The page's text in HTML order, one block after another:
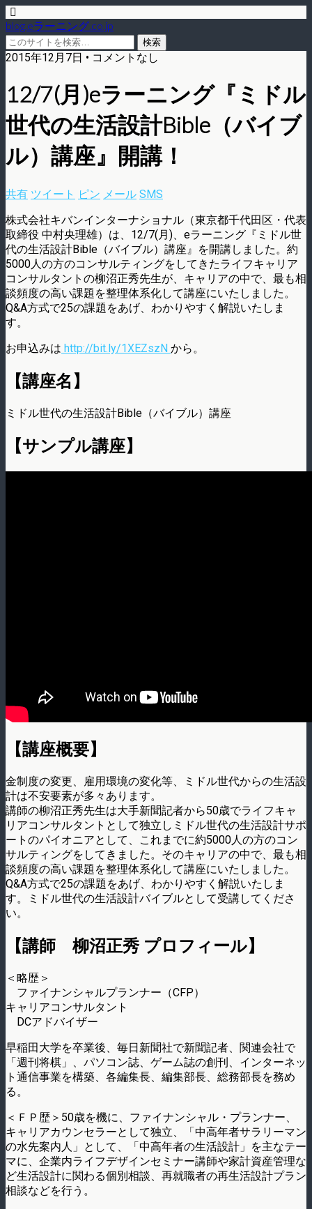
blog.eラーニング.co.jp
2015年12月7日 • コメントなし
12/7(月)eラーニング『ミドル
世代の生活設計Bible（バイブ
ル）講座』開講！
共有 ツイート ピン メール SMS
株式会社キバンインターナショナル（東京都千代田区・代表
取締役 中村央理雄）は、12/7(月)、eラーニング『ミドル世
代の生活設計Bible（バイブル）講座』を開講しました。約
5000人の方のコンサルティングをしてきたライフキャリア
コンサルタントの柳沼正秀先生が、キャリアの中で、最も相
談頻度の高い課題を整理体系化して講座にいたしました。
Q&A方式で25の課題をあげ、わかりやすく解説いたしま
す。
お申込みは http://bit.ly/1XEZszN から。
【講座名】
ミドル世代の生活設計Bible（バイブル）講座
【サンプル講座】
【講座概要】
金制度の変更、雇用環境の変化等、ミドル世代からの生活設
計は不安要素が多々あります。
講師の柳沼正秀先生は大手新聞記者から50歳でライフキャ
リアコンサルタントとして独立しミドル世代の生活設計サポ
ートのパイオニアとして、これまでに約5000人の方のコン
サルティングをしてきました。そのキャリアの中で、最も相
談頻度の高い課題を整理体系化して講座にいたしました。
Q&A方式で25の課題をあげ、わかりやすく解説いたしま
す。ミドル世代の生活設計バイブルとして受講してくださ
い。
【講師 柳沼正秀 プロフィール】
＜略歴＞
ファイナンシャルプランナー（CFP）
キャリアコンサルタント
DCアドバイザー
早稲田大学を卒業後、毎日新聞社で新聞記者、関連会社で
「週刊将棋」、パソコン誌、ゲーム誌の創刊、インターネッ
ト通信事業を構築、各編集長、編集部長、総務部長を務め
る。
＜ＦＰ歴＞50歳を機に、ファイナンシャル・プランナー、
キャリアカウンセラーとして独立、「中高年者サラリーマン
の水先案内人」として、「中高年者の生活設計」を主なテー
マに、企業内ライフデザインセミナー講師や家計資産管理な
ど生活設計に関わる個別相談、再就職者の再生活設計プラン
相談などを行う。